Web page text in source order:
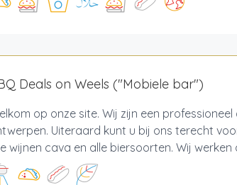
Deals on Weels ("Mobiele bar")
op onze site. Wij zijn een
Uiteraard kunt u bij ons terecht
wijnen cava en alle biersoorten. Wij